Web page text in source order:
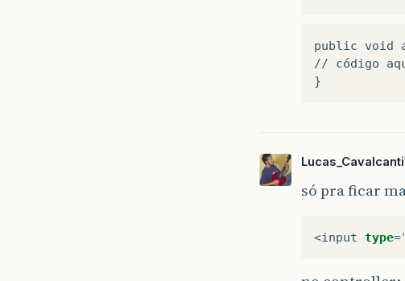
public void
// código
Lucas_Cavalcanti
só pra ficar
<input type=